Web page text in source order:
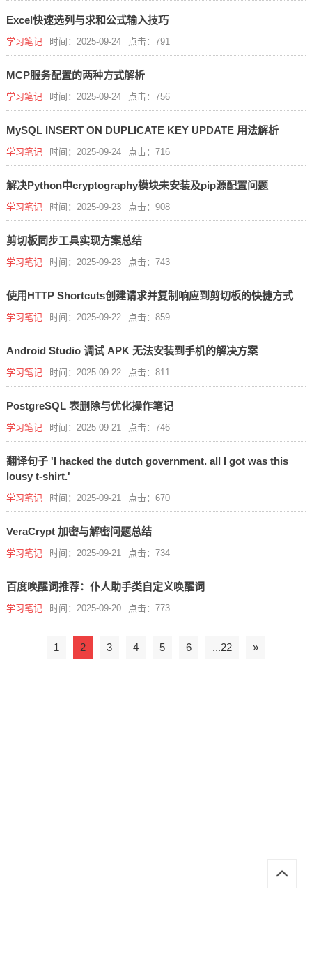
Excel快速选列与求和公式输入技巧
学习笔记 时间：2025-09-24 点击：791
MCP服务配置的两种方式解析
学习笔记 时间：2025-09-24 点击：756
MySQL INSERT ON DUPLICATE KEY UPDATE 用法解析
学习笔记 时间：2025-09-24 点击：716
解决Python中cryptography模块未安装及pip源配置问题
学习笔记 时间：2025-09-23 点击：908
剪切板同步工具实现方案总结
学习笔记 时间：2025-09-23 点击：743
使用HTTP Shortcuts创建请求并复制响应到剪切板的快捷方式
学习笔记 时间：2025-09-22 点击：859
Android Studio 调试 APK 无法安装到手机的解决方案
学习笔记 时间：2025-09-22 点击：811
PostgreSQL 表删除与优化操作笔记
学习笔记 时间：2025-09-21 点击：746
翻译句子 'I hacked the dutch government. all I got was this
lousy t-shirt.'
学习笔记 时间：2025-09-21 点击：670
VeraCrypt 加密与解密问题总结
学习笔记 时间：2025-09-21 点击：734
百度唤醒词推荐：仆人助手类自定义唤醒词
学习笔记 时间：2025-09-20 点击：773
1 2 3 4 5 6 ...22 »